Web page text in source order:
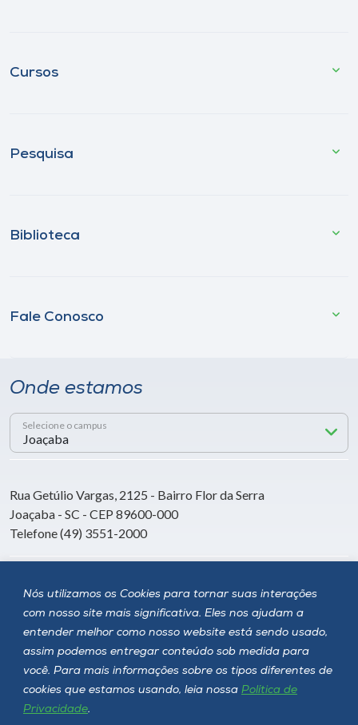
Nós utilizamos os Cookies para tornar suas interações
com nosso site mais significativa. Eles nos ajudam a
entender melhor como nosso website está sendo usado,
assim podemos entregar conteúdo sob medida para
você. Para mais informações sobre os tipos diferentes de
cookies que estamos usando, leia nossa Política de
Privacidade.
Cursos
Pesquisa
Biblioteca
Fale Conosco
Onde estamos
Selecione o campus
Rua Getúlio Vargas, 2125 - Bairro Flor da Serra
Joaçaba - SC - CEP 89600-000
Telefone (49) 3551-2000
Siga a Unoesc